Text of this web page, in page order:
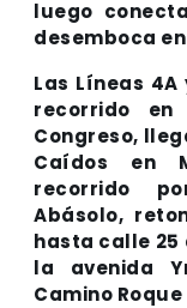
luego
desemboca
Las Líneas
recorrido
Congreso,
Caídos en
recorrido
Abásolo,
hasta calle 25
la avenida
Camino